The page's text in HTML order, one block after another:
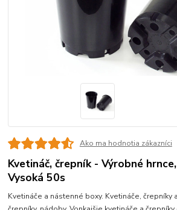
Ako ma hodnotia zákazníci
Kvetináč, črepník - Výrobné
Vysoká 50s
Kvetináče a nástenné boxy. Kvetináče, črepníky